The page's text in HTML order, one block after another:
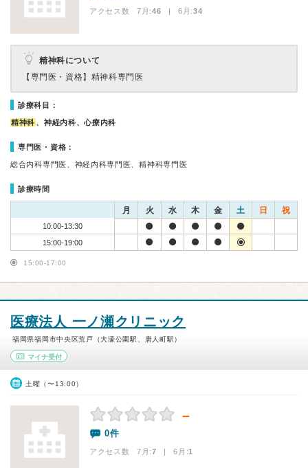
アクセス数 7月:46 | 6月:34
精神科について
【専門医・資格】 精神科専門医
診療科目：
精神科 、神経内科、心療内科
専門医・資格：
総合内科専門医、神経内科専門医、精神科専門医
診療時間
月 火 水 木 金 土 日 祝
10:00-13:30
15:00-19:00
15:00-17:00
医療法人 一ノ瀬クリニック
福岡県福岡市中央区荒戸（大濠公園駅、唐人町駅）
マイナ受付
土曜（〜13:00）
－
0件
アクセス数 7月:7 | 6月:1